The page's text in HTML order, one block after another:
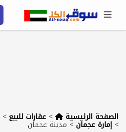
الصفحة الرئيسية > عقارات للبيع>
> إمارة عجمان > مدينة عجمان